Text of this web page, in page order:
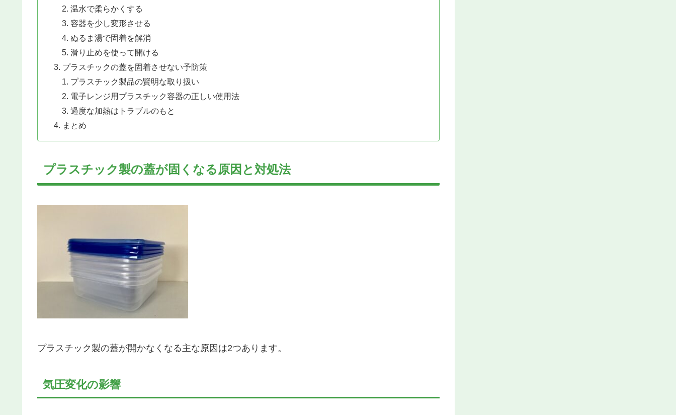
温水で柔らかくする
容器を少し変形させる
ぬるま湯で固着を解消
滑り止めを使って開ける
プラスチックの蓋を固着させない予防策
プラスチック製品の賢明な取り扱い
電子レンジ用プラスチック容器の正しい使用法
過度な加熱はトラブルのもと
まとめ
プラスチック製の蓋が固くなる原因と対処法
プラスチック製の蓋が開かなくなる主な原因は2つあります。
気圧変化の影響